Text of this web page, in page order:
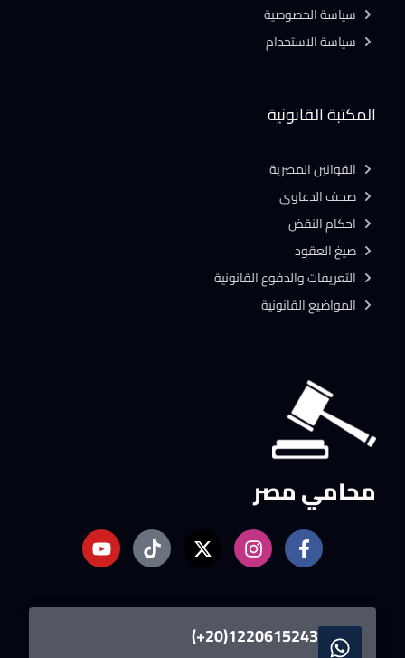
محامي مصر
1220615243(20+)
المكتبة القانونية
القوانين المصرية
صحف الدعاوى
احكام النقض
صيغ العقود
التعريفات والدفوع القانونية
المواضيع القانونية
سياسة الخصوصية
سياسة الاستخدام